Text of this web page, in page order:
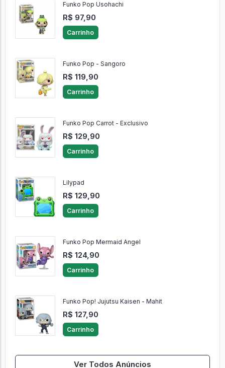
Funko Pop Usohachi
R$ 97,90
Carrinho
Funko Pop - Sangoro
R$ 119,90
Carrinho
Funko Pop Carrot - Exclusivo
R$ 129,90
Carrinho
Lilypad
R$ 129,90
Carrinho
Funko Pop Mermaid Angel
R$ 124,90
Carrinho
Funko Pop! Jujutsu Kaisen - Mahit
R$ 127,90
Carrinho
Ver Todos Anúncios